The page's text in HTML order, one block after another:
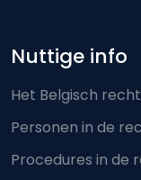
Nuttige info
Het Belgisch
Personen in de
Procedures in de